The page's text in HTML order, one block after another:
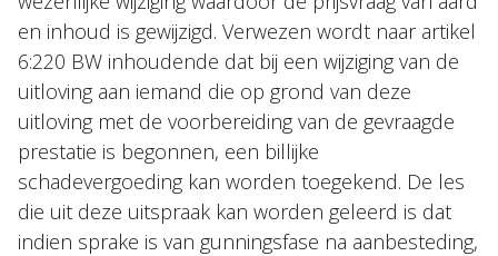
en inhoud is gewijzigd. Verwezen wordt naar artikel
6:220 BW inhoudende dat bij een wijziging van de
uitloving aan iemand die op grond van deze
uitloving met de voorbereiding van de gevraagde
prestatie is begonnen, een billijke
schadevergoeding kan worden toegekend. De les
die uit deze uitspraak kan worden geleerd is dat
indien sprake is van gunningsfase na aanbesteding,